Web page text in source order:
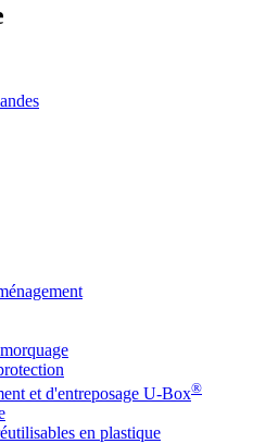
et d'entreposage U-Box®
en plastique